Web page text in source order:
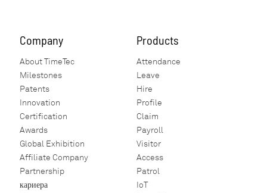
Company
About TimeTec
Milestones
Patents
Innovation
Certification
Awards
Global Exhibition
Affiliate Company
Partnership
кариера
Products
Attendance
Leave
Hire
Profile
Claim
Payroll
Visitor
Access
Patrol
IoT